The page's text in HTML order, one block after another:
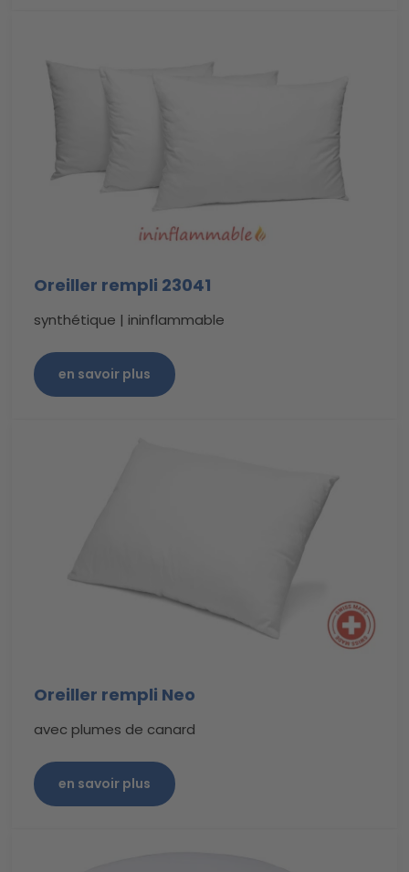
Oreiller rempli 23041
synthétique | ininflammable
en savoir plus
Oreiller rempli Neo
avec plumes de canard
en savoir plus